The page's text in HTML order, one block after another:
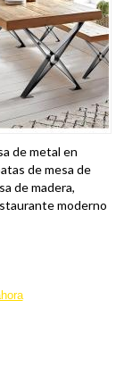
de metal en
de mesa de
de madera,
moderno